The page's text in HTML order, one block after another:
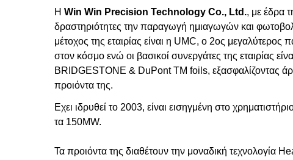
ΗWin Win Precision Technology Co., Ltd., με έδρα
δραστηριότητες την παραγωγή ημιαγωγών και
μέτοχος της εταιρίας είναι η UMC, o 2ος μεγαλύτερος
στον κόσμο ενώ οι βασικοί συνεργάτες της εταιρίας
BRIDGESTONE & DuPont TM foils, εξασφαλίζοντας
προιόντα της.
Εχει ιδρυθεί το 2003, είναι εισηγμένη στο
τα 150ΜW.
Τα προιόντα της διαθέτουν την μοναδική τεχνολογία